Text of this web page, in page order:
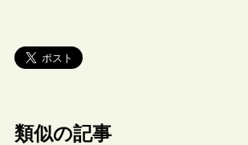
類似の記事